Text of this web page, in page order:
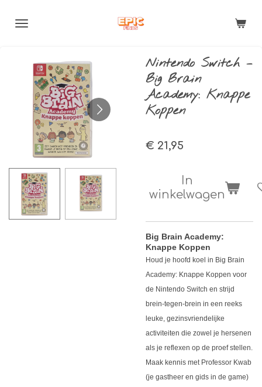
direct
hoofdinhoud
Nintendo Switch –
Big Brain
Academy: Knappe
Koppen
€ 21,95
In
winkelwagen
Big Brain Academy:
Knappe Koppen
Houd je hoofd koel in Big Brain
Academy: Knappe Koppen voor
de Nintendo Switch en strijd
brein-tegen-brein in een reeks
leuke, gezinsvriendelijke
activiteiten die zowel je hersenen
als je reflexen op de proef stellen.
Maak kennis met Professor Kwab
(je gastheer en gids in de game)